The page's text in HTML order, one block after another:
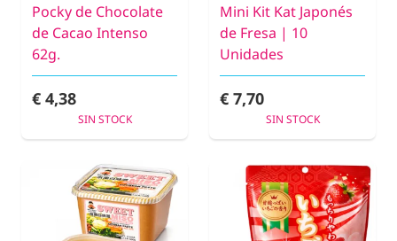
Pocky de Chocolate
de Cacao Intenso
62g.
€ 4,38
SIN STOCK
Mini Kit Kat Japonés
de Fresa | 10
Unidades
€ 7,70
SIN STOCK